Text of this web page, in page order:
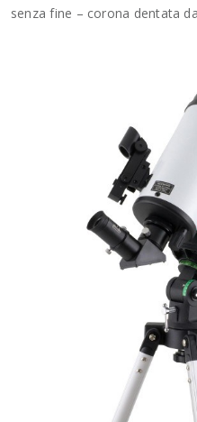
senza fine – corona dentata